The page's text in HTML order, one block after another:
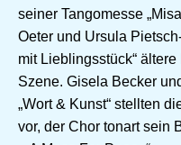
seiner Tangomesse
Oeter und Ursula
mit Lieblingsstück“
Szene. Gisela Becker
„Wort & Kunst“ stellten
vor, der Chor tonart sein